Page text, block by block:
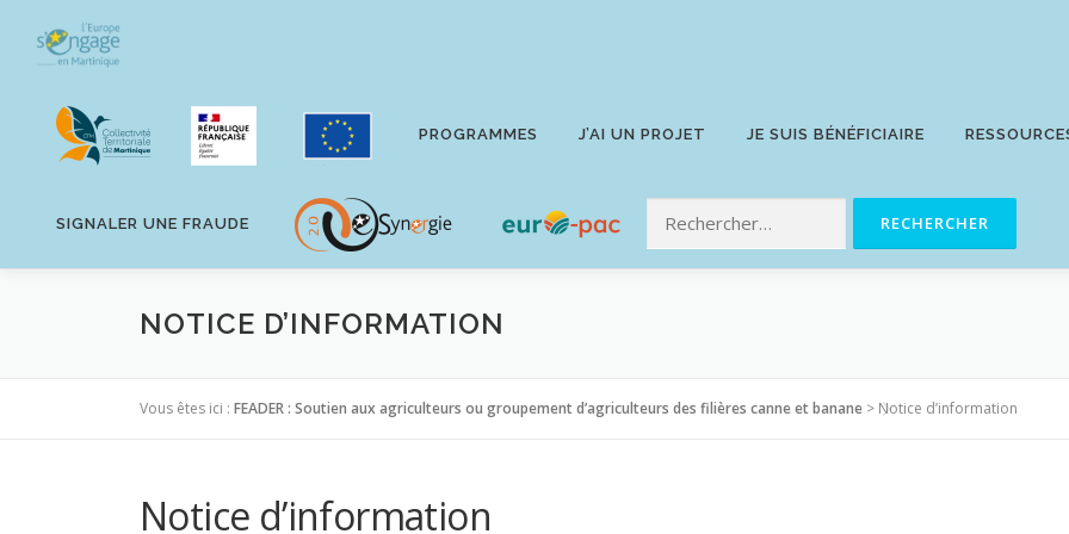
contenu
PROGRAMMES J’AI UN PROJET JE SUIS BÉNÉFICIAIRE
SIGNALER UNE FRAUDE
NOTICE D’INFORMATION
Vous êtes ici : FEADER : Soutien aux agriculteurs ou groupement d’agriculteurs des filières canne et banane > Notice d’information
Notice d’information